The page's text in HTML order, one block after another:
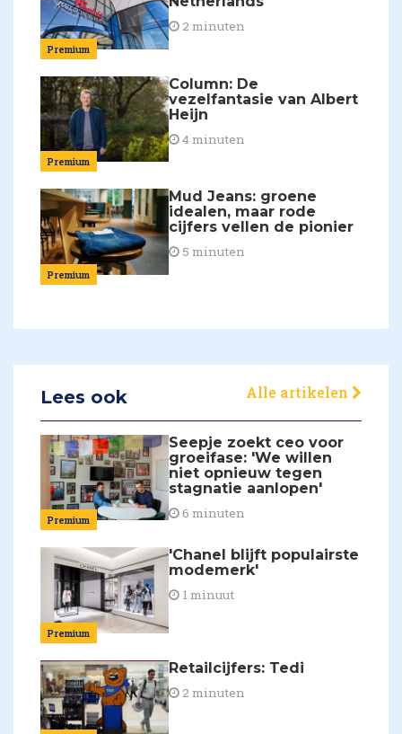
Premium
2 minuten
Premium
Column: De
vezelfantasie van Albert
Heijn
4 minuten
Premium
Mud Jeans: groene
idealen, maar rode
cijfers vellen de pionier
5 minuten
Lees ook Alle artikelen
Premium
Seepje zoekt ceo voor
groeifase: 'We willen
niet opnieuw tegen
stagnatie aanlopen'
6 minuten
Premium
'Chanel blijft populairste
modemerk'
1 minuut
Retailcijfers: Tedi
2 minuten